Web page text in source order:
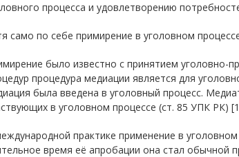
процесса и удовлетворению
само по себе примирение в уголовном
было известно с принятием уголовно-
процедура медиации является для
была введена в уголовный процесс.
в уголовном процессе (ст. 85 УПК РК)
практике применение в
время её апробации она стал обычной